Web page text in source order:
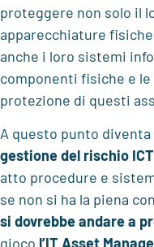
proteggere non solo il
apparecchiature
anche i loro sistemi
componenti fisiche e
protezione di questi
A questo punto diventa
gestione del rischio
atto procedure e
se non si ha la piena
si dovrebbeandare a
gioco l’IT Asset